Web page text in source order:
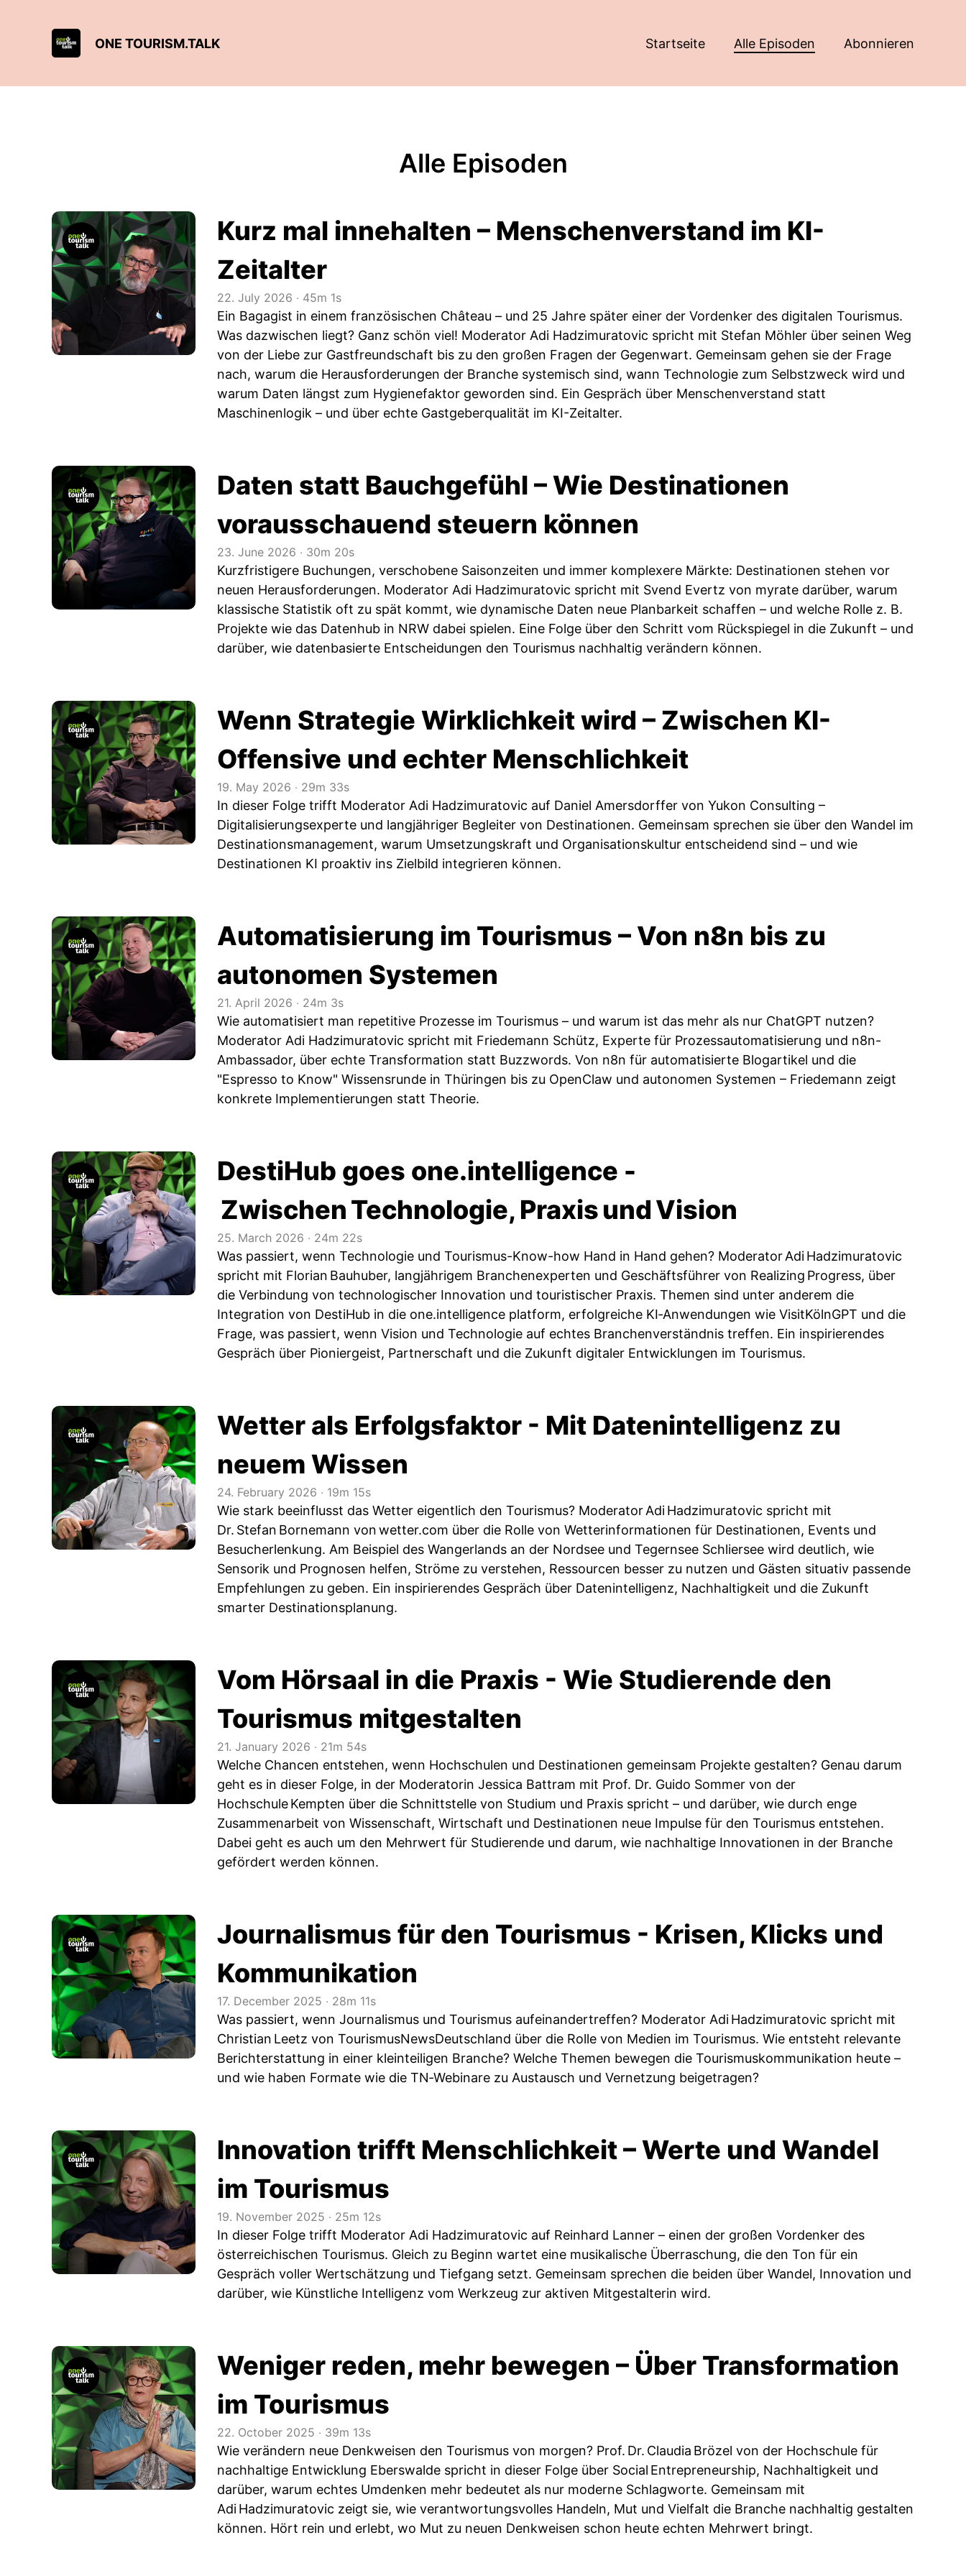
ONE TOURISM.TALK Startseite Alle Episoden Abonnieren
Alle Episoden
Kurz mal innehalten – Menschenverstand im KI-
Zeitalter
22. July 2026 ‧ 45m 1s
Ein Bagagist in einem französischen Château – und 25 Jahre später einer der Vordenker des digitalen Tourismus.
Was dazwischen liegt? Ganz schön viel! Moderator Adi Hadzimuratovic spricht mit Stefan Möhler über seinen Weg
von der Liebe zur Gastfreundschaft bis zu den großen Fragen der Gegenwart. Gemeinsam gehen sie der Frage
nach, warum die Herausforderungen der Branche systemisch sind, wann Technologie zum Selbstzweck wird und
warum Daten längst zum Hygienefaktor geworden sind. Ein Gespräch über Menschenverstand statt
Maschinenlogik – und über echte Gastgeberqualität im KI-Zeitalter.
Daten statt Bauchgefühl – Wie Destinationen
vorausschauend steuern können
23. June 2026 ‧ 30m 20s
Kurzfristigere Buchungen, verschobene Saisonzeiten und immer komplexere Märkte: Destinationen stehen vor
neuen Herausforderungen. Moderator Adi Hadzimuratovic spricht mit Svend Evertz von myrate darüber, warum
klassische Statistik oft zu spät kommt, wie dynamische Daten neue Planbarkeit schaffen – und welche Rolle z. B.
Projekte wie das Datenhub in NRW dabei spielen. Eine Folge über den Schritt vom Rückspiegel in die Zukunft – und
darüber, wie datenbasierte Entscheidungen den Tourismus nachhaltig verändern können.
Wenn Strategie Wirklichkeit wird – Zwischen KI-
Offensive und echter Menschlichkeit
19. May 2026 ‧ 29m 33s
In dieser Folge trifft Moderator Adi Hadzimuratovic auf Daniel Amersdorffer von Yukon Consulting –
Digitalisierungsexperte und langjähriger Begleiter von Destinationen. Gemeinsam sprechen sie über den Wandel im
Destinationsmanagement, warum Umsetzungskraft und Organisationskultur entscheidend sind – und wie
Destinationen KI proaktiv ins Zielbild integrieren können.
Automatisierung im Tourismus – Von n8n bis zu
autonomen Systemen
21. April 2026 ‧ 24m 3s
Wie automatisiert man repetitive Prozesse im Tourismus – und warum ist das mehr als nur ChatGPT nutzen?
Moderator Adi Hadzimuratovic spricht mit Friedemann Schütz, Experte für Prozessautomatisierung und n8n-
Ambassador, über echte Transformation statt Buzzwords. Von n8n für automatisierte Blogartikel und die
"Espresso to Know" Wissensrunde in Thüringen bis zu OpenClaw und autonomen Systemen – Friedemann zeigt
konkrete Implementierungen statt Theorie.
DestiHub goes one.intelligence -
Zwischen Technologie, Praxis und Vision
25. March 2026 ‧ 24m 22s
Was passiert, wenn Technologie und Tourismus-Know-how Hand in Hand gehen? Moderator Adi Hadzimuratovic
spricht mit Florian Bauhuber, langjährigem Branchenexperten und Geschäftsführer von Realizing Progress, über
die Verbindung von technologischer Innovation und touristischer Praxis. Themen sind unter anderem die
Integration von DestiHub in die one.intelligence platform, erfolgreiche KI‑Anwendungen wie VisitKölnGPT und die
Frage, was passiert, wenn Vision und Technologie auf echtes Branchenverständnis treffen. Ein inspirierendes
Gespräch über Pioniergeist, Partnerschaft und die Zukunft digitaler Entwicklungen im Tourismus.
Wetter als Erfolgsfaktor - Mit Datenintelligenz zu
neuem Wissen
24. February 2026 ‧ 19m 15s
Wie stark beeinflusst das Wetter eigentlich den Tourismus? Moderator Adi Hadzimuratovic spricht mit
Dr. Stefan Bornemann von wetter.com über die Rolle von Wetterinformationen für Destinationen, Events und
Besucherlenkung. Am Beispiel des Wangerlands an der Nordsee und Tegernsee Schliersee wird deutlich, wie
Sensorik und Prognosen helfen, Ströme zu verstehen, Ressourcen besser zu nutzen und Gästen situativ passende
Empfehlungen zu geben. Ein inspirierendes Gespräch über Datenintelligenz, Nachhaltigkeit und die Zukunft
smarter Destinationsplanung.
Vom Hörsaal in die Praxis - Wie Studierende den
Tourismus mitgestalten
21. January 2026 ‧ 21m 54s
Welche Chancen entstehen, wenn Hochschulen und Destinationen gemeinsam Projekte gestalten? Genau darum
geht es in dieser Folge, in der Moderatorin Jessica Battram mit Prof. Dr. Guido Sommer von der
Hochschule Kempten über die Schnittstelle von Studium und Praxis spricht – und darüber, wie durch enge
Zusammenarbeit von Wissenschaft, Wirtschaft und Destinationen neue Impulse für den Tourismus entstehen.
Dabei geht es auch um den Mehrwert für Studierende und darum, wie nachhaltige Innovationen in der Branche
gefördert werden können.
Journalismus für den Tourismus - Krisen, Klicks und
Kommunikation
17. December 2025 ‧ 28m 11s
Was passiert, wenn Journalismus und Tourismus aufeinandertreffen? Moderator Adi Hadzimuratovic spricht mit
Christian Leetz von TourismusNewsDeutschland über die Rolle von Medien im Tourismus. Wie entsteht relevante
Berichterstattung in einer kleinteiligen Branche? Welche Themen bewegen die Tourismuskommunikation heute –
und wie haben Formate wie die TN‑Webinare zu Austausch und Vernetzung beigetragen?
Innovation trifft Menschlichkeit – Werte und Wandel
im Tourismus
19. November 2025 ‧ 25m 12s
In dieser Folge trifft Moderator Adi Hadzimuratovic auf Reinhard Lanner – einen der großen Vordenker des
österreichischen Tourismus. Gleich zu Beginn wartet eine musikalische Überraschung, die den Ton für ein
Gespräch voller Wertschätzung und Tiefgang setzt. Gemeinsam sprechen die beiden über Wandel, Innovation und
darüber, wie Künstliche Intelligenz vom Werkzeug zur aktiven Mitgestalterin wird.
Weniger reden, mehr bewegen – Über Transformation
im Tourismus
22. October 2025 ‧ 39m 13s
Wie verändern neue Denkweisen den Tourismus von morgen? Prof. Dr. Claudia Brözel von der Hochschule für
nachhaltige Entwicklung Eberswalde spricht in dieser Folge über Social Entrepreneurship, Nachhaltigkeit und
darüber, warum echtes Umdenken mehr bedeutet als nur moderne Schlagworte. Gemeinsam mit
Adi Hadzimuratovic zeigt sie, wie verantwortungsvolles Handeln, Mut und Vielfalt die Branche nachhaltig gestalten
können. Hört rein und erlebt, wo Mut zu neuen Denkweisen schon heute echten Mehrwert bringt.